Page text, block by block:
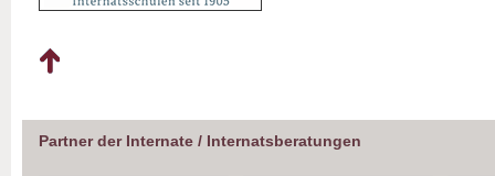
Partner der Internate / Internatsberatungen